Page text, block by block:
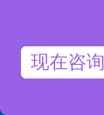
现在咨询